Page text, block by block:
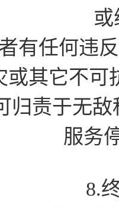
或
者有任何违
或其它不
归责于无
服务
8.